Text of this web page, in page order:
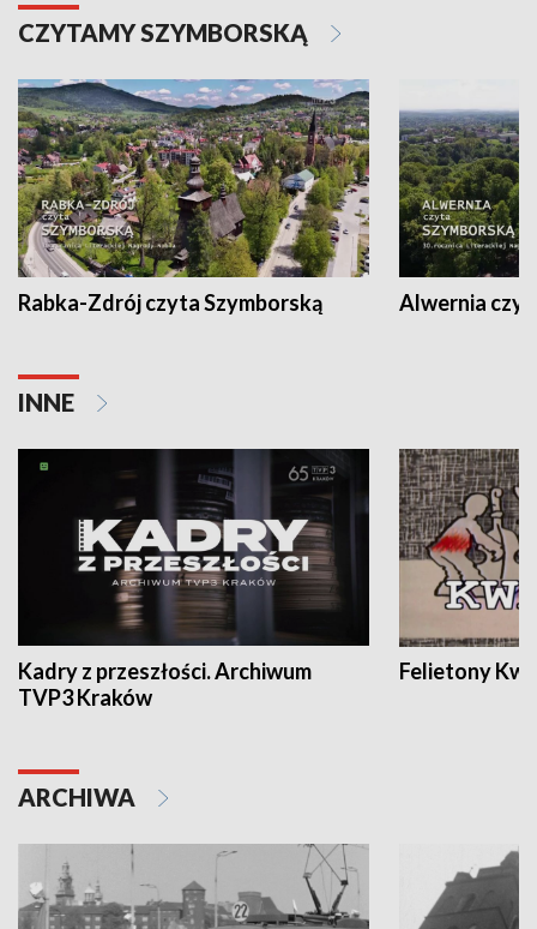
CZYTAMY SZYMBORSKĄ
Rabka-Zdrój czyta Szymborską Alwernia
INNE
Kadry z przeszłości. Archiwum
TVP3 Kraków
Felietony
ARCHIWA